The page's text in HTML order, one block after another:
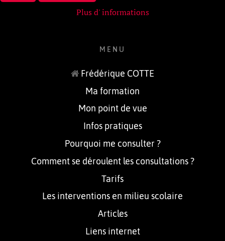
MENU
Frédérique COTTE
Ma formation
Mon point de vue
Infos pratiques
Pourquoi me consulter ?
Comment se déroulent les consultations ?
Tarifs
Les interventions en milieu scolaire
Articles
Liens internet
Plus d' informations